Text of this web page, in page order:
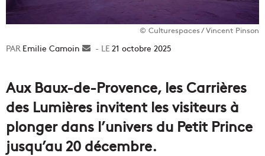
© Culturespaces / Vincent Pinson
Emilie Camoin
Envoyer21 octobre 2025
Aux Baux-de-Provence, les Carrières
des Lumières invitent les visiteurs à
plonger dans l’univers du Petit Prince
jusqu’au 20 décembre.